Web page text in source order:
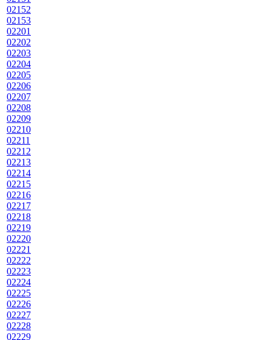
02152
02153
02201
02202
02203
02204
02205
02206
02207
02208
02209
02210
02211
02212
02213
02214
02215
02216
02217
02218
02219
02220
02221
02222
02223
02224
02225
02226
02227
02228
02229